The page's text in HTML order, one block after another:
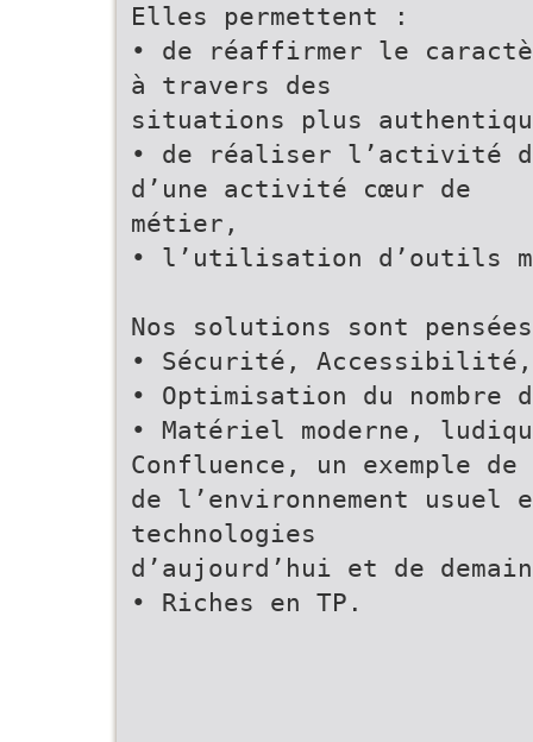
Elles permettent :
• de réaffirmer le
à travers des
situations plus
• de réaliser l’activité
d’une activité cœur de
métier,
• l’utilisation d’outils
Nos solutions sont
• Sécurité, Accessibilité,
• Optimisation du
• Matériel moderne,
Confluence, un exemple
de l’environnement
technologies
d’aujourd’hui et de
• Riches en TP.